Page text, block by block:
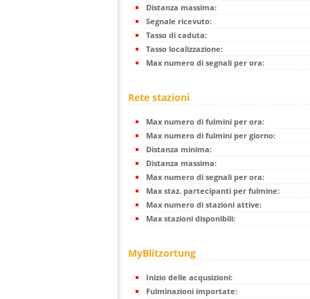
Distanza massima:
Segnale ricevuto:
Tasso di caduta:
Tasso localizzazione:
Max numero di segnali per ora:
Rete stazioni
Max numero di fulmini per ora:
Max numero di fulmini per giorno:
Distanza minima:
Distanza massima:
Max numero di segnali per ora:
Max staz. partecipanti per fulmine:
Max numero di stazioni attive:
Max stazioni disponibili:
MyBlitzortung
Inizio delle acqusizioni:
Fulminazioni importate: